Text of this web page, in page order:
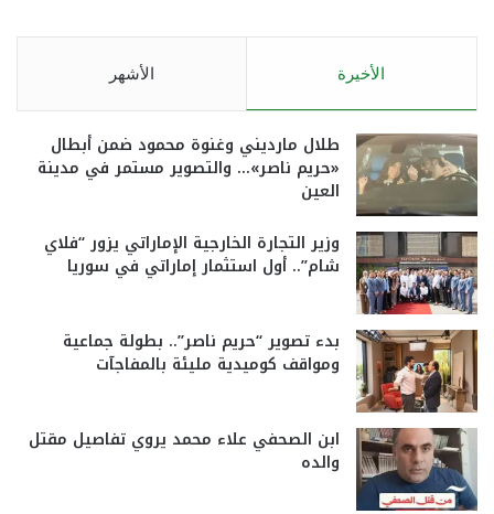
الأخيرة الأشهر
طلال مارديني وغنوة محمود ضمن أبطال
«حريم ناصر»… والتصوير مستمر في مدينة
العين
وزير التجارة الخارجية الإماراتي يزور “فلاي
شام”.. أول استثمار إماراتي في سوريا
بدء تصوير “حريم ناصر”.. بطولة جماعية
ومواقف كوميدية مليئة بالمفاجآت
ابن الصحفي علاء محمد يروي تفاصيل مقتل
والده